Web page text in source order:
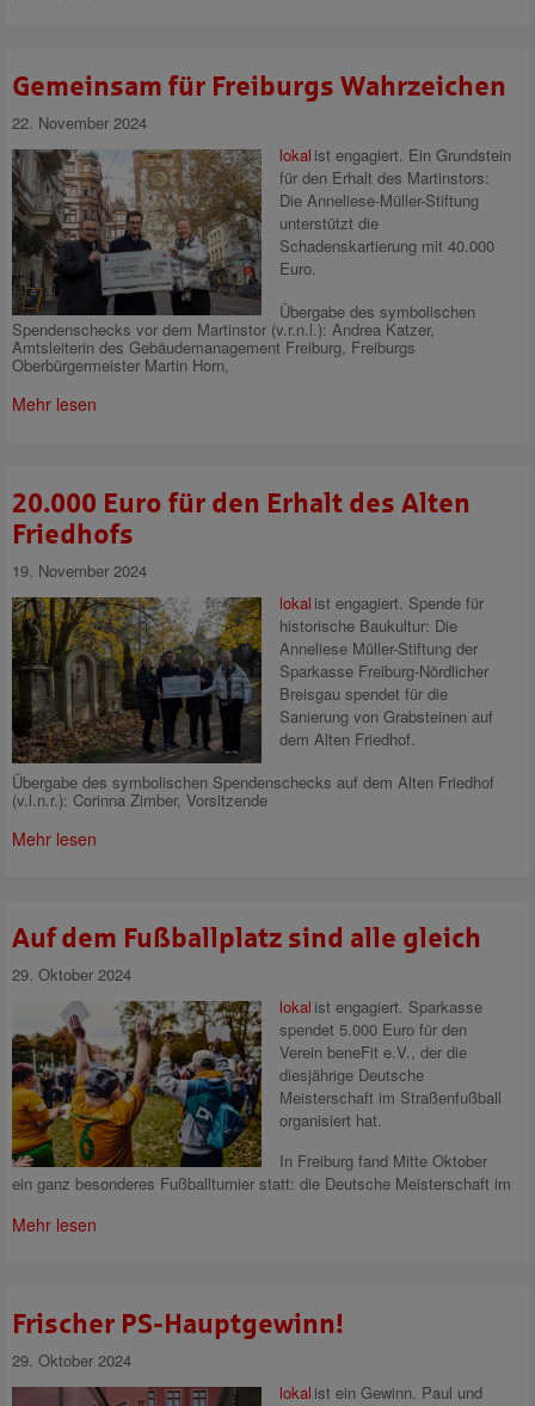
Gemeinsam für Freiburgs Wahrzeichen
22. November 2024
lokal ist engagiert. Ein Grundstein
für den Erhalt des Martinstors:
Die Anneliese-Müller-Stiftung
unterstützt die
Schadenskartierung mit 40.000
Euro.
Übergabe des symbolischen
Spendenschecks vor dem Martinstor (v.r.n.l.): Andrea Katzer,
Amtsleiterin des Gebäudemanagement Freiburg, Freiburgs
Oberbürgermeister Martin Horn,
Mehr lesen
20.000 Euro für den Erhalt des Alten
Friedhofs
19. November 2024
lokal ist engagiert. Spende für
historische Baukultur: Die
Anneliese Müller-Stiftung der
Sparkasse Freiburg-Nördlicher
Breisgau spendet für die
Sanierung von Grabsteinen auf
dem Alten Friedhof.
Übergabe des symbolischen Spendenschecks auf dem Alten Friedhof
(v.l.n.r.): Corinna Zimber, Vorsitzende
Mehr lesen
Auf dem Fußballplatz sind alle gleich
29. Oktober 2024
lokal ist engagiert. Sparkasse
spendet 5.000 Euro für den
Verein beneFit e.V., der die
diesjährige Deutsche
Meisterschaft im Straßenfußball
organisiert hat.
In Freiburg fand Mitte Oktober
ein ganz besonderes Fußballturnier statt: die Deutsche Meisterschaft im
Mehr lesen
Frischer PS-Hauptgewinn!
29. Oktober 2024
lokal ist ein Gewinn. Paul und